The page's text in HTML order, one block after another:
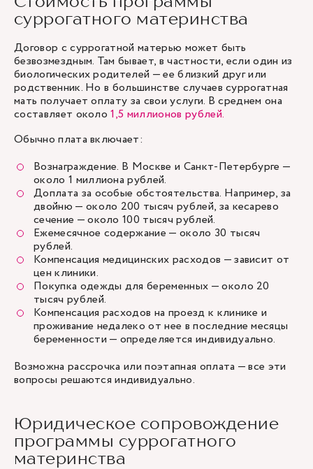
суррогатного материнства
Договор с суррогатной матерью может быть
безвозмездным. Там бывает, в частности, если один из
биологических родителей — ее близкий друг или
родственник. Но в большинстве случаев суррогатная
мать получает оплату за свои услуги. В среднем она
составляет около1,5 миллионов рублей.
Обычно плата включает:
Вознаграждение. В Москве и Санкт-Петербурге —
около 1 миллиона рублей.
Доплата за особые обстоятельства. Например, за
двойню — около 200 тысяч рублей, за кесарево
сечение — около 100 тысяч рублей.
Ежемесячное содержание — около 30 тысяч
рублей.
Компенсация медицинских расходов — зависит от
цен клиники.
Покупка одежды для беременных — около 20
тысяч рублей.
Компенсация расходов на проезд к клинике и
проживание недалеко от нее в последние месяцы
беременности — определяется индивидуально.
Возможна рассрочка или поэтапная оплата — все эти
вопросы решаются индивидуально.
Юридическое сопровождение
программы суррогатного
материнства